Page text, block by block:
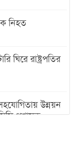
নিহত
ঘিরে রাষ্ট্রপতির
উন্নয়ন
প্রশাসক